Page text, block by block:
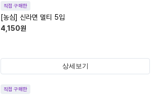
직접 구매한
[농심] 신라면 멀티 5입
4,150원
상세보기
직접 구매한